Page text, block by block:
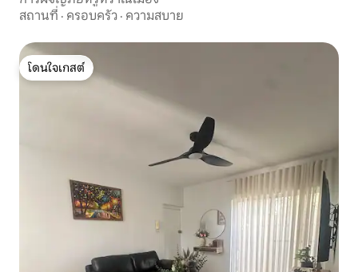
สถานที่ · ครอบครัว · ความสบาย
โดนใจเกสต์
โดนใจเกสต์